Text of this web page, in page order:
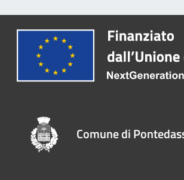
Comune di